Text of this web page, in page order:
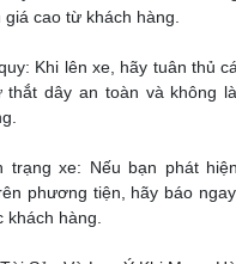
giá cao từ khách hàng.
Khi lên xe, hãy tuân thủ
thắt dây an toàn và không
trạng xe: Nếu bạn phát
phương tiện, hãy báo
khách hàng.